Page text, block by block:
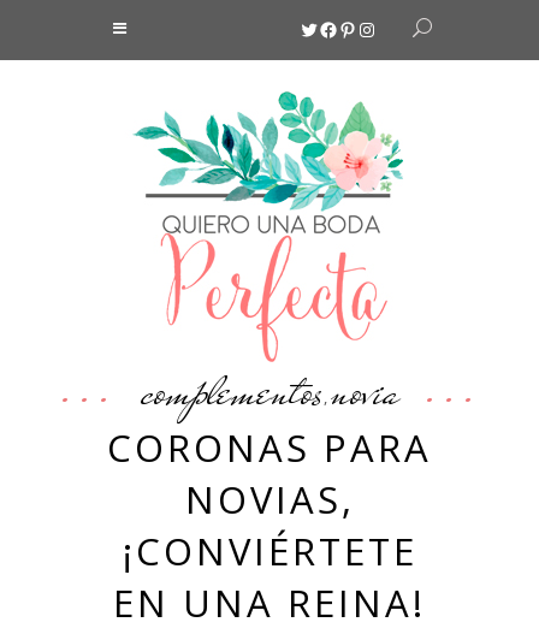
Twitter
Facebook
Pinterest
Instagram
complementos,novia
CORONAS PARA
NOVIAS,
¡CONVIÉRTETE
EN UNA REINA!